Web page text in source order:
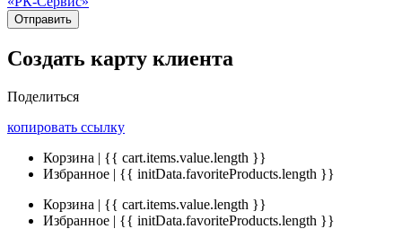
Отправить
Создать карту клиента
Поделиться
копировать ссылку
Корзина | {{ cart.items.value.length }}
Избранное | {{ initData.favoriteProducts.length }}
Корзина | {{ cart.items.value.length }}
Избранное | {{ initData.favoriteProducts.length }}